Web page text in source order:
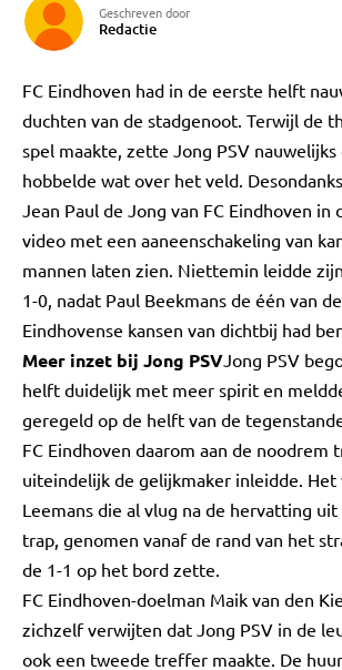
Geschreven door
Redactie
FC Eindhoven had in de eerste helft
duchten van de stadgenoot. Terwijl de
spel maakte, zette Jong PSV nauwelijks
hobbelde wat over het veld.
Jean Paul de Jong van FC Eindhoven in
video met een aaneenschakeling van
mannen laten zien. Niettemin leidde
1-0, nadat Paul Beekmans de één van
Eindhovense kansen van dichtbij had
Meer inzet bij Jong PSVJong PSV
helft duidelijk met meer spirit en
geregeld op de helft van de
FC Eindhoven daarom aan de noodrem
uiteindelijk de gelijkmaker inleidde. Het
Leemans die al vlug na de hervatting
trap, genomen vanaf de rand van het
de 1-1 op het bord zette.
FC Eindhoven-doelman Maik van den
zichzelf verwijten dat Jong PSV in de
ook een tweede treffer maakte. De